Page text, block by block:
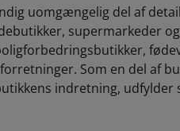
uomgængelig del af
supermarkeder og
Som en del af
indretning, udfylder